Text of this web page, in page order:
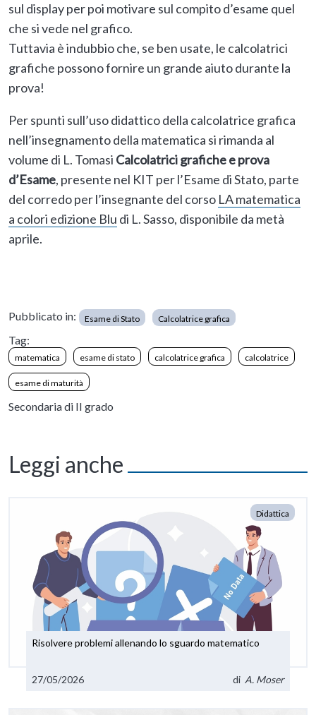
sul display per poi motivare sul compito d’esame quel
che si vede nel grafico.
Tuttavia è indubbio che, se ben usate, le calcolatrici
grafiche possono fornire un grande aiuto durante la
prova!
Per spunti sull’uso didattico della calcolatrice grafica
nell’insegnamento della matematica si rimanda al
volume di L. Tomasi Calcolatrici grafiche e prova
d’Esame, presente nel KIT per l’Esame di Stato, parte
del corredo per l’insegnante del corso LA matematica
a colori edizione Blu di L. Sasso, disponibile da metà
aprile.
Pubblicato in: Esame di Stato Calcolatrice grafica
Tag:
matematica esame di stato calcolatrice grafica calcolatrice
esame di maturità
Secondaria di II grado
Leggi anche
Didattica
Risolvere problemi allenando lo sguardo matematico
27/05/2026 di A. Moser